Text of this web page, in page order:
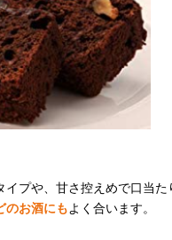
プや、甘さ控えめで口当た
のお酒にもよく合います。